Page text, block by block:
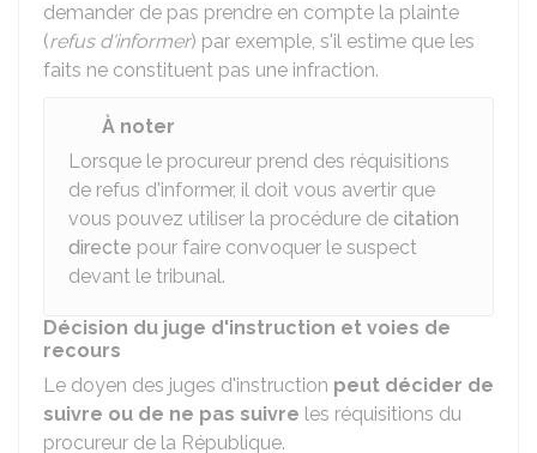
demander de pas prendre en compte la plainte
(refus d'informer) par exemple, s'il estime que les
faits ne constituent pas une infraction.
À noter
Lorsque le procureur prend des réquisitions
de refus d'informer, il doit vous avertir que
vous pouvez utiliser la procédure de citation
directe pour faire convoquer le suspect
devant le tribunal.
Décision du juge d'instruction et voies de
recours
Le doyen des juges d'instruction peut décider de
suivre ou de ne pas suivre les réquisitions du
procureur de la République.